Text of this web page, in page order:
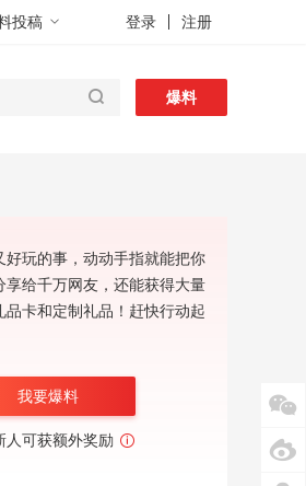
投稿 登录 注册
爆料
好玩的事，动动手指就能把你
享给千万网友，还能获得大量
品卡和定制礼品！赶快行动起
我要爆料
人可获额外奖励